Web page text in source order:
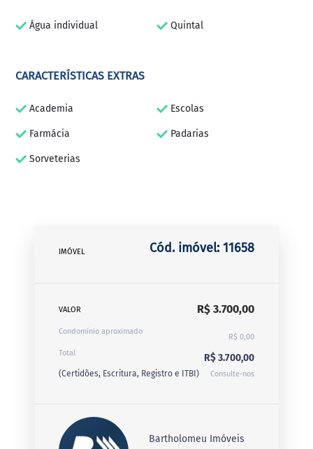
Água individual Quintal
CARACTERÍSTICAS EXTRAS
Academia Escolas
Farmácia Padarias
Sorveterias
IMÓVEL Cód. imóvel: 11658
VALOR R$ 3.700,00
Condomínio aproximado
R$ 0,00
Total
R$ 3.700,00
(Certidões, Escritura, Registro e ITBI) Consulte-nos
Bartholomeu Imóveis